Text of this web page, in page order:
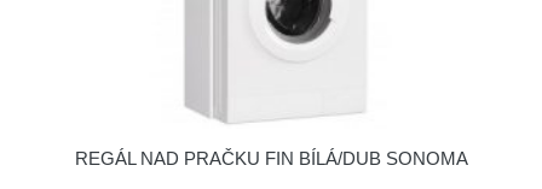
REGÁL NAD PRAČKU FIN BÍLÁ/DUB SONOMA